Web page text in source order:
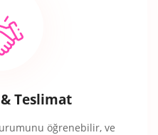
Teslimat
öğrenebilir, ve